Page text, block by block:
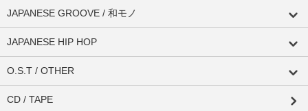
JAPANESE GROOVE / 和モノ
JAPANESE HIP HOP
O.S.T / OTHER
CD / TAPE